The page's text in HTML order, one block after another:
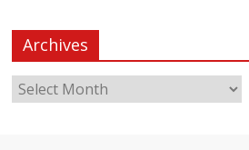
Archives